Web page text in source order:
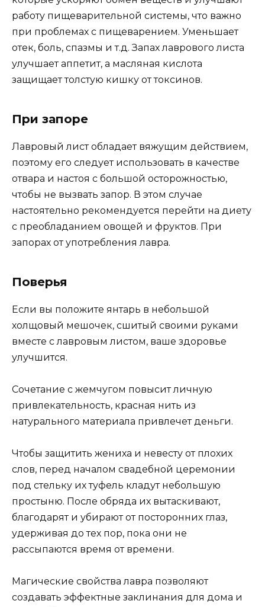
работу пищеварительной системы, что важно
при проблемах с пищеварением. Уменьшает
отек, боль, спазмы и т.д. Запах лаврового листа
улучшает аппетит, а масляная кислота
защищает толстую кишку от токсинов.
При запоре
Лавровый лист обладает вяжущим действием,
поэтому его следует использовать в качестве
отвара и настоя с большой осторожностью,
чтобы не вызвать запор. В этом случае
настоятельно рекомендуется перейти на диету
с преобладанием овощей и фруктов. При
запорах от употребления лавра.
Поверья
Если вы положите янтарь в небольшой
холщовый мешочек, сшитый своими руками
вместе с лавровым листом, ваше здоровье
улучшится.
Сочетание с жемчугом повысит личную
привлекательность, красная нить из
натурального материала привлечет деньги.
Чтобы защитить жениха и невесту от плохих
слов, перед началом свадебной церемонии
под стельку их туфель кладут небольшую
простыню. После обряда их вытаскивают,
благодарят и убирают от посторонних глаз,
удерживая до тех пор, пока они не
рассыпаются время от времени.
Магические свойства лавра позволяют
создавать эффектные заклинания для дома и